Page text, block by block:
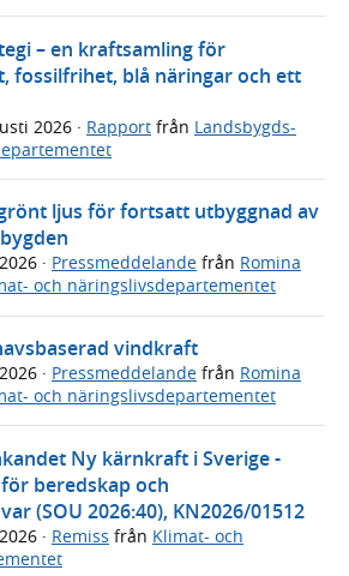
– en kraftsamling för
fossilfrihet, blå näringar och ett
2026 · Rapport från Landsbygds-
ljus för fortsatt utbyggnad av
· Pressmeddelande från Romina
och näringslivsdepartementet
vindkraft
· Pressmeddelande från Romina
och näringslivsdepartementet
Ny kärnkraft i Sverige -
beredskap och
(SOU 2026:40), KN2026/01512
· Remiss från Klimat- och